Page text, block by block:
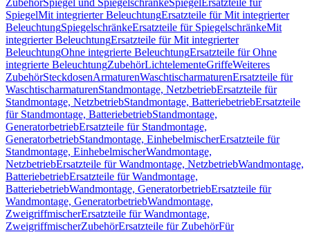
ZubehörSpiegel und SpiegelschränkeSpiegel Ersatzteile für
SpiegelMit integrierter BeleuchtungErsatzteile für Mit integrierter
BeleuchtungSpiegelschränkeErsatzteile für SpiegelschränkeMit
integrierter BeleuchtungErsatzteile für Mit integrierter
BeleuchtungOhne integrierte BeleuchtungErsatzteile für Ohne
integrierte BeleuchtungZubehörLichtelementeGriffeWeiteres
ZubehörSteckdosenArmaturenWaschtischarmaturenErsatzteile für
WaschtischarmaturenStandmontage, NetzbetriebErsatzteile für
Standmontage, NetzbetriebStandmontage, BatteriebetriebErsatzteile
für Standmontage, BatteriebetriebStandmontage,
GeneratorbetriebErsatzteile für Standmontage,
GeneratorbetriebStandmontage, EinhebelmischerErsatzteile für
Standmontage, EinhebelmischerWandmontage,
NetzbetriebErsatzteile für Wandmontage, NetzbetriebWandmontage,
BatteriebetriebErsatzteile für Wandmontage,
BatteriebetriebWandmontage, GeneratorbetriebErsatzteile für
Wandmontage, GeneratorbetriebWandmontage,
ZweigriffmischerErsatzteile für Wandmontage,
ZweigriffmischerZubehörErsatzteile für ZubehörFür